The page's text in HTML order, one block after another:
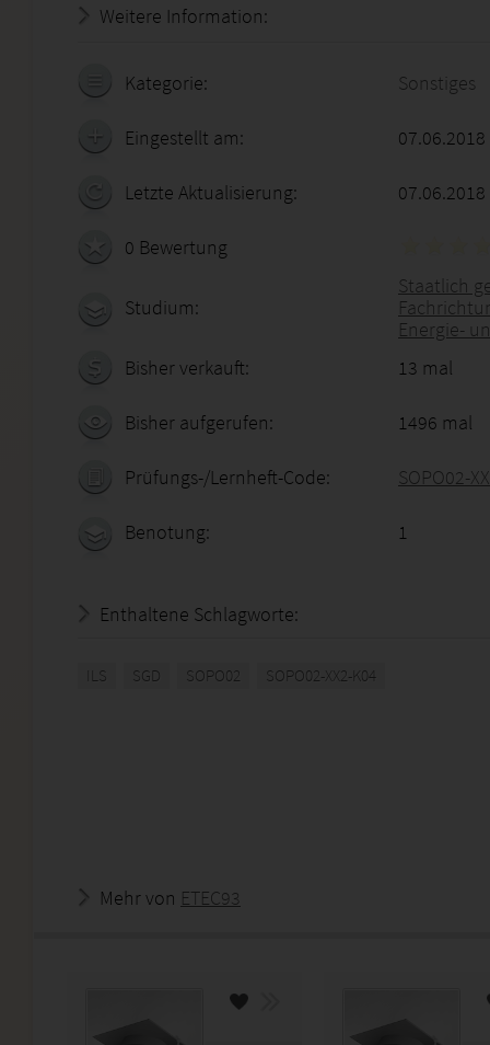
Weitere Information:
Kategorie: Sonstiges
Eingestellt am:
Letzte Aktualisierung: 07.06.2018
0 Bewertung
Studium:
Staatlich
Energie-
Bisher verkauft:
13 mal
Bisher aufgerufen: 1496 mal
Prüfungs-/Lernheft-Code: SOPO02-
Benotung: 1
Enthaltene Schlagworte:
ILS SGD SOPO02 SOPO02-XX2-K04
Mehr von ETEC93